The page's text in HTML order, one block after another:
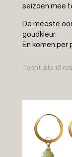
seizoen mee
De meeste
goudkleur.
En komen per
Toont alle 18